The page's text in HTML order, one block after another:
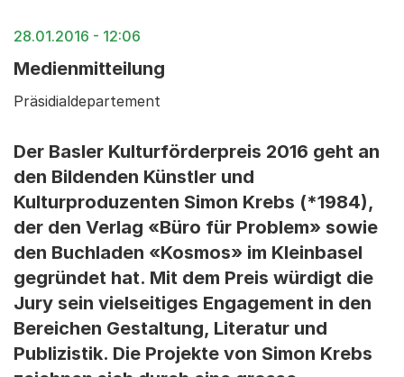
28.01.2016 - 12:06
Medienmitteilung
Präsidialdepartement
Der Basler Kulturförderpreis 2016 geht an
den Bildenden Künstler und
Kulturproduzenten Simon Krebs (*1984),
der den Verlag «Büro für Problem» sowie
den Buchladen «Kosmos» im Kleinbasel
gegründet hat. Mit dem Preis würdigt die
Jury sein vielseitiges Engagement in den
Bereichen Gestaltung, Literatur und
Publizistik. Die Projekte von Simon Krebs